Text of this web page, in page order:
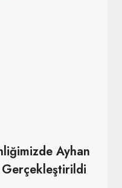
Ayhan
Gerçekleştirildi